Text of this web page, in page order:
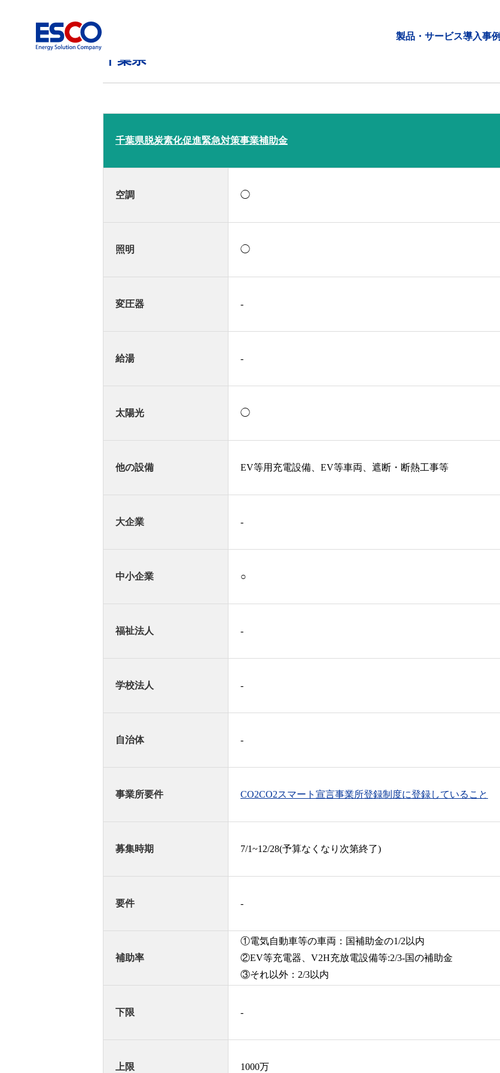
製品・サービス導入事例
千葉県
千葉県脱炭素化促進緊急対策事業補助金
空調 ◯
照明 ◯
変圧器 -
給湯 -
太陽光 ◯
他の設備 EV等用充電設備、EV等車両、遮断・断熱工事等
大企業 -
中小企業 ○
福祉法人 -
学校法人 -
自治体 -
事業所要件 CO2CO2スマート宣言事業所登録制度に登録していること
募集時期 7/1~12/28(予算なくなり次第終了)
要件 -
補助率
①電気自動車等の車両：国補助金の1/2以内
②EV等充電器、V2H充放電設備等:2/3-国の補助金
③それ以外：2/3以内
下限 -
上限 1000万